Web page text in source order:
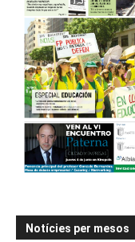
Notícies per mesos